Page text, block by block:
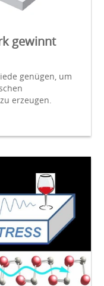
gewinnt
genügen, um
erzeugen.